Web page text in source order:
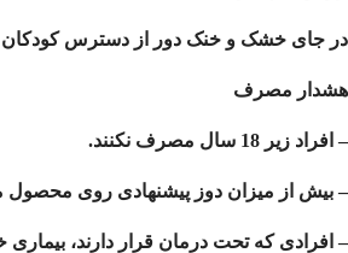
در جای خشک و خنک دور از دسترس کودکان
هشدار مصرف
– افراد زیر 18 سال مصرف نکنند.
– بیش از میزان دوز پیشنهادی روی
– افرادی که تحت درمان قرار دارند،